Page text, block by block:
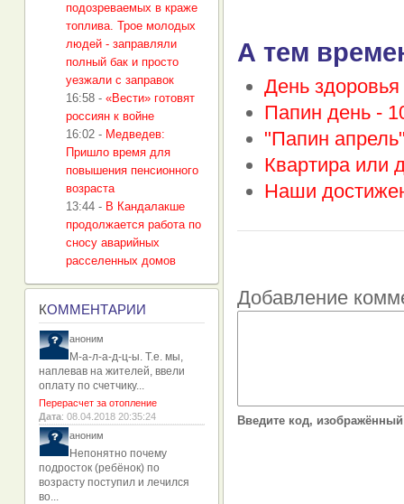
А тем
День
Папин день -
"Папин
Квартира или
Наши
Добавление
Введите код,
подозреваемых в краже
топлива. Трое молодых
людей - заправляли
полный бак и просто
уезжали с заправок
16:58 - «Вести» готовят
россиян к войне
16:02 - Медведев:
Пришло время для
повышения пенсионного
возраста
13:44 - В Кандалакше
продолжается работа по
сносу аварийных
расселенных домов
КОММЕНТАРИИ
аноним
М-а-л-а-д-ц-ы. Т.е. мы,
наплевав на жителей, ввели
оплату по счетчику...
Перерасчет за отопление
Дата: 08.04.2018 20:35:24
аноним
Непонятно почему
подросток (ребёнок) по
возрасту поступил и лечился
во...